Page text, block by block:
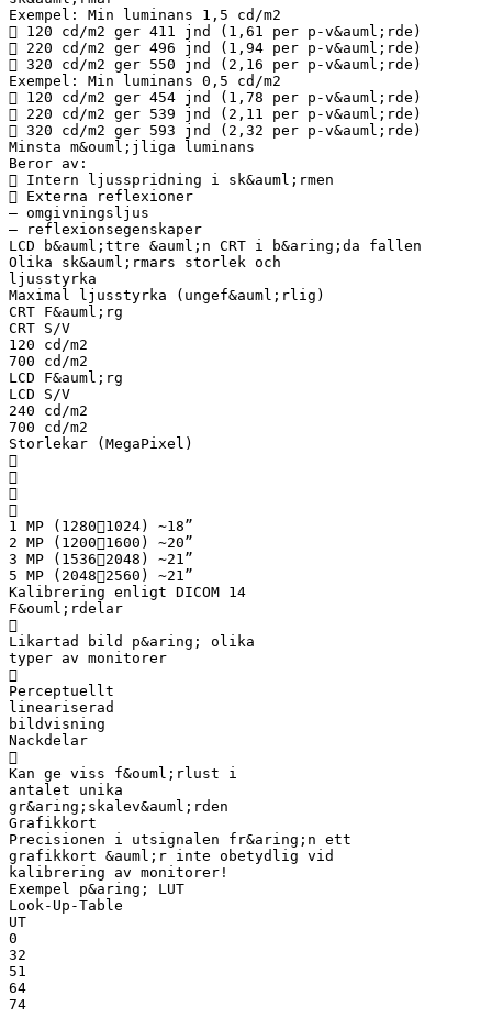
Exempel: Min luminans 1,5 cd/m2
 120 cd/m2 ger 411 jnd (1,61 per p-v&auml;rde)
 220 cd/m2 ger 496 jnd (1,94 per p-v&auml;rde)
 320 cd/m2 ger 550 jnd (2,16 per p-v&auml;rde)
Exempel: Min luminans 0,5 cd/m2
 120 cd/m2 ger 454 jnd (1,78 per p-v&auml;rde)
 220 cd/m2 ger 539 jnd (2,11 per p-v&auml;rde)
 320 cd/m2 ger 593 jnd (2,32 per p-v&auml;rde)
Minsta m&ouml;jliga luminans
Beror av:
 Intern ljusspridning i sk&auml;rmen
 Externa reflexioner
– omgivningsljus
– reflexionsegenskaper
LCD b&auml;ttre &auml;n CRT i b&aring;da fallen
Olika sk&auml;rmars storlek och
ljusstyrka
Maximal ljusstyrka (ungef&auml;rlig)
CRT F&auml;rg
CRT S/V
120 cd/m2
700 cd/m2
LCD F&auml;rg
LCD S/V
240 cd/m2
700 cd/m2
Storlekar (MegaPixel)




1 MP (12801024) ~18”
2 MP (12001600) ~20”
3 MP (15362048) ~21”
5 MP (20482560) ~21”
Kalibrering enligt DICOM 14
F&ouml;rdelar

Likartad bild p&aring; olika
typer av monitorer

Perceptuellt
lineariserad
bildvisning
Nackdelar

Kan ge viss f&ouml;rlust i
antalet unika
gr&aring;skalev&auml;rden
Grafikkort
Precisionen i utsignalen fr&aring;n ett
grafikkort &auml;r inte obetydlig vid
kalibrering av monitorer!
Exempel p&aring; LUT
Look-Up-Table
UT
0
32
51
64
74